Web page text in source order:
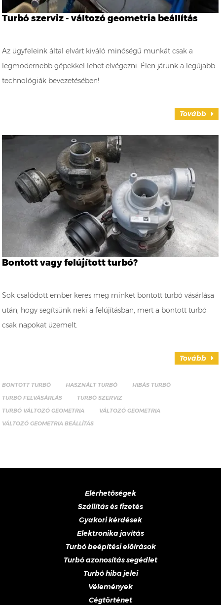
Turbó szerviz - változó geometria beállítás
Az ügyfeleink által elvárt kiváló minőségű munkát csak a
legmodernebb gépekkel lehet elvégezni. Élen járunk a legújabb
technológiák bevezetésében!
Tovább
Bontott vagy felújított turbó?
Sok csalódott ember keres meg minket bontott turbó vásárlása
után, hogy segítsünk neki a felújításban, mert a bontott turbó
csak napokat üzemelt.
Tovább
BONTOTT TURBÓ HASZNÁLT TURBÓ
HIBÁS TURBÓ
TURBÓ FELVÁSÁRLÁS
TURBÓ SZERVIZ
TURBÓ VÁLTOZÓ GEOMETRIA
VÁLTOZÓ GEOMETRIA
VÁLTOZÓ GEOMETRIA BEÁLLÍTÁS
Elérhetőségek
Szállítás és fizetés
Gyakori kérdések
Elektronika javítás
Turbó beépítési előírások
Turbó azonosítás segédlet
Turbó hiba jelei
Vélemények
Cégtörténet